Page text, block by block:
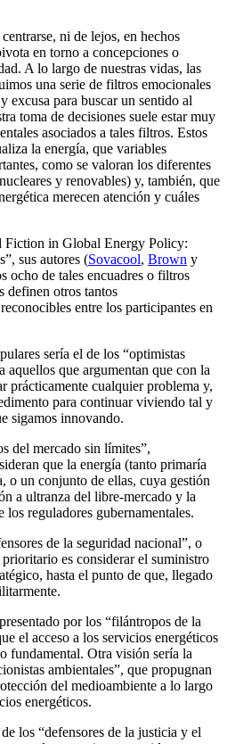
ni de lejos, en hechos
en torno a concepciones o
A lo largo de nuestras vidas, las
una serie de filtros emocionales
excusa para buscar un sentido al
toma de decisiones suele estar muy
asociados a tales filtros. Estos
la energía, que variables
como se valoran los diferentes
y renovables) y, también, que
merecen atención y cuáles
Fiction in Global Energy Policy:
sus autores (Sovacool, Brown y
ocho de tales encuadres o filtros
definen otros tantos
entre los participantes en
sería el de los “optimistas
aquellos que argumentan que con la
prácticamente cualquier problema y,
para continuar viviendo tal y
sigamos innovando.
del mercado sin límites”,
que la energía (tanto primaría
o un conjunto de ellas, cuya gestión
a ultranza del libre-mercado y la
reguladores gubernamentales.
de la seguridad nacional”, o
es considerar el suministro
hasta el punto de que, llegado
por los “filántropos de la
el acceso a los servicios energéticos
fundamental. Otra visión sería la
ambientales”, que propugnan
del medioambiente a lo largo
energéticos.
los “defensores de la justicia y el